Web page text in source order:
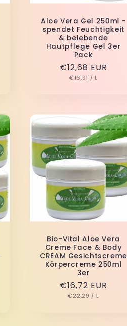
Aloe Vera Gel 250ml -
spendet Feuchtigkeit
& belebende
Hautpflege Gel 3er
Pack
Normaler
Preis
€12,68 EUR
GRUNDPREIS
€16,91 / PRO
L
Bio-Vital Aloe Vera
Creme Face & Body
CREAM Gesichtscreme
Körpercreme 250ml
3er
Normaler
Preis
€16,72 EUR
GRUNDPREIS
€22,29 / PRO
L